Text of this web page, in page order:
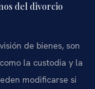
del divorcio
de bienes, son
la custodia y la
modificarse si